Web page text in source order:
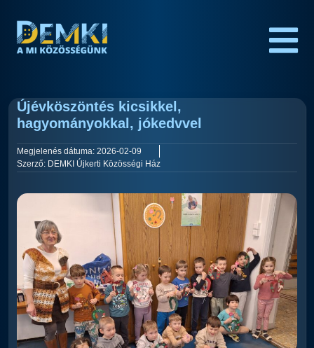
Újévköszöntés kicsikkel,
hagyományokkal, jókedvvel
Megjelenés dátuma: 2026-02-09
Szerző: DEMKI Újkerti Közösségi Ház